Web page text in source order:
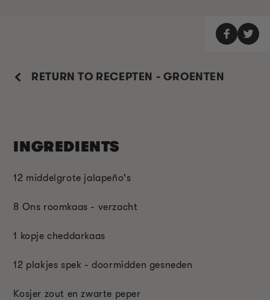
RETURN TO RECEPTEN - GROENTEN
INGREDIENTS
12 middelgrote jalapeño's
8 Ons roomkaas - verzacht
1 kopje cheddarkaas
12 plakjes spek -doormidden gesneden
Kosjer zout en zwarte peper